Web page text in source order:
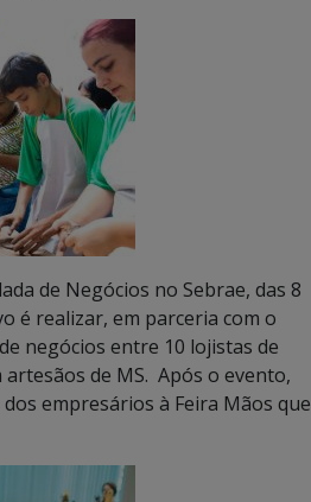
de Negócios no Sebrae, das 8
é realizar, em parceria com o
negócios entre 10 lojistas de
de MS. Após o evento,
empresários à Feira Mãos que